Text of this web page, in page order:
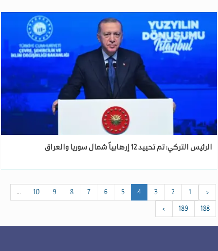
الرئيس التركي: تم تحييد 12 إرهابياً شمال سوريا والعراق
‹
1
2
3
4
5
6
7
8
9
10
...
188
189
›